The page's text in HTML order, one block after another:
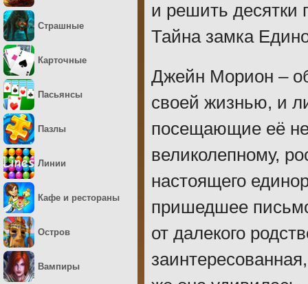
и решить десятки
Тайна замка
Джейн Морион –
своей жизнью, и
посещающие её
великолепному,
настоящего
пришедшее
от далекого
Страшные
Карточные
Пасьянсы
Пазлы
Линии
Кафе и рестораны
Остров
Вампиры